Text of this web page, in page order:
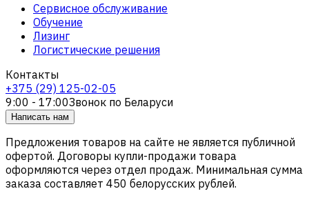
Сервисное обслуживание
Обучение
Лизинг
Логистические решения
Контакты
+375 (29) 125-02-05
9:00 - 17:00Звонок по Беларуси
Написать нам
Предложения товаров на сайте не является публичной
офертой. Договоры купли-продажи товара
оформляются через отдел продаж. Минимальная сумма
заказа составляет 450 белорусских рублей.